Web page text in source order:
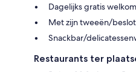
Dagelijks gratis
Met zijn tweeën/
Snackbar/
Restaurants ter